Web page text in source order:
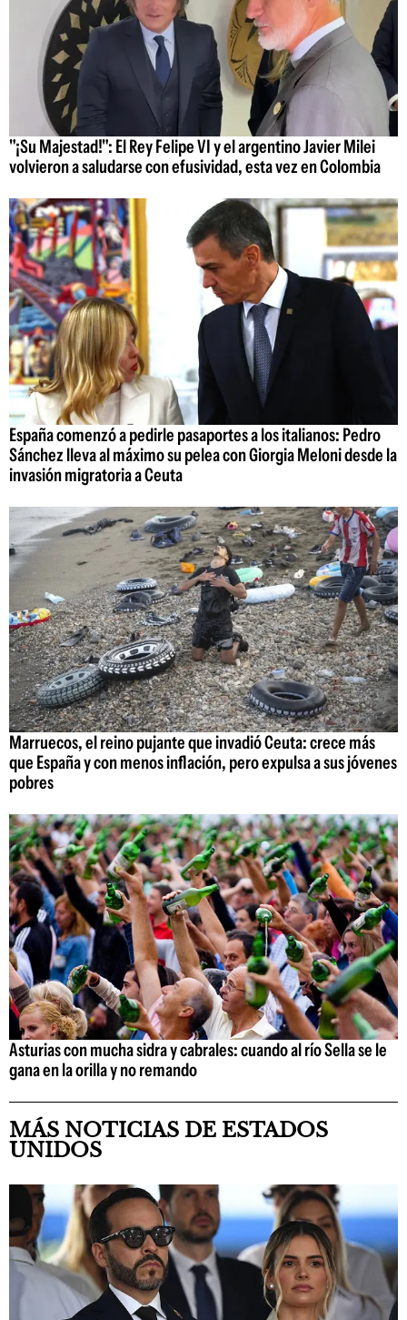
"¡Su Majestad!": El Rey Felipe VI y el argentino Javier Milei
volvieron a saludarse con efusividad, esta vez en Colombia
España comenzó a pedirle pasaportes a los italianos: Pedro
Sánchez lleva al máximo su pelea con Giorgia Meloni desde la
invasión migratoria a Ceuta
Marruecos, el reino pujante que invadió Ceuta: crece más
que España y con menos inflación, pero expulsa a sus jóvenes
pobres
Asturias con mucha sidra y cabrales: cuando al río Sella se le
gana en la orilla y no remando
MÁS NOTICIAS DE ESTADOS
UNIDOS